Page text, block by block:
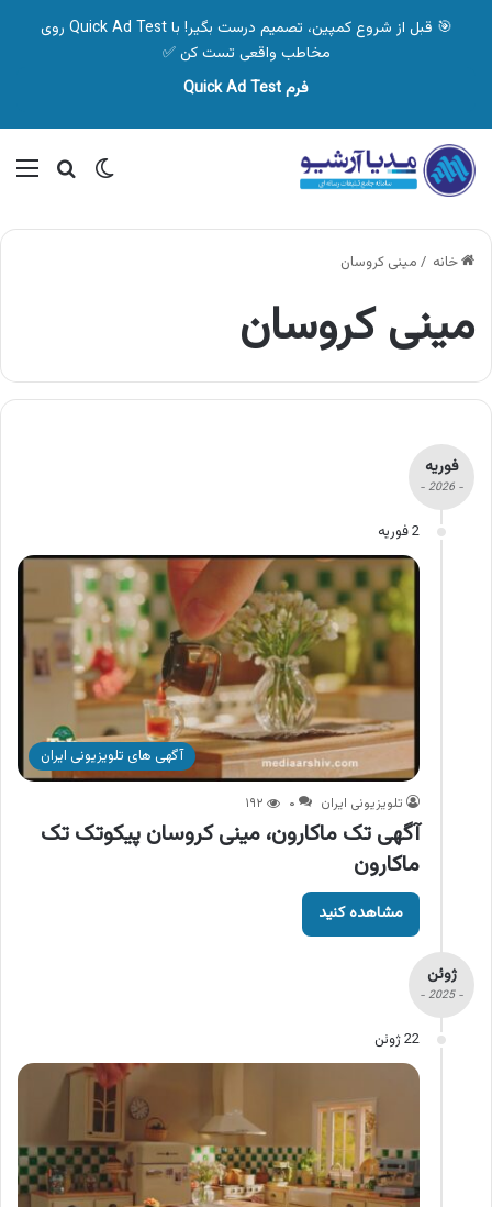
🎯 قبل از شروع کمپین، تصمیم درست بگیر! با Quick Ad Test روی
مخاطب واقعی تست کن ✅
فرم Quick Ad Test
تغییر پوسته
خانه / مینی کروسان
مینی کروسان
فوریه
- 2026 -
2 فوریه
آگهی های تلویزیونی ایران
تلویزیونی ایران ۰ ۱۹۲
آگهی تک ماکارون، مینی کروسان پیکوتک تک
ماکارون
مشاهده کنید
ژوئن
- 2025 -
22 ژوئن